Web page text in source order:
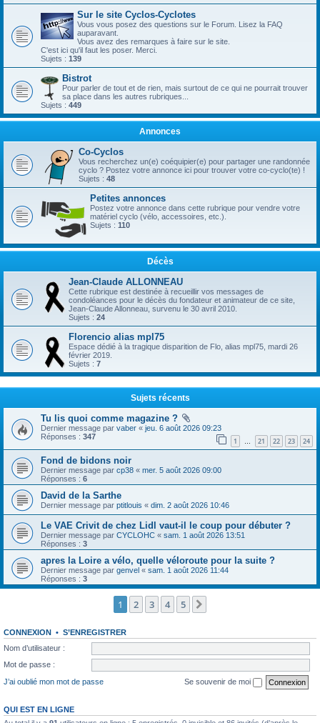
Sur le site Cyclos-Cyclotes
Vous vous posez des questions sur le Forum. Lisez la FAQ
auparavant.
Vous avez des remarques à faire sur le site.
C'est ici qu'il faut les poser. Merci.
Sujets : 139
Bistrot
Pour parler de tout et de rien, mais surtout de ce qui ne pourrait trouver
sa place dans les autres rubriques...
Sujets : 449
Annonces
Co-Cyclos
Vous recherchez un(e) coéquipier(e) pour partager une randonnée
cyclo ? Postez votre annonce ici pour trouver votre co-cyclo(te) !
Sujets : 48
Petites annonces
Postez votre annonce dans cette rubrique pour vendre votre
matériel cyclo (vélo, accessoires, etc.).
Sujets : 110
Décès
Jean-Claude ALLONNEAU
Cette rubrique est destinée à recueillir vos messages de
condoléances pour le décès du fondateur et animateur de ce site,
Jean-Claude Allonneau, survenu le 30 avril 2010.
Sujets : 24
Florencio alias mpl75
Espace dédié à la tragique disparition de Flo, alias mpl75, mardi 26
février 2019.
Sujets : 7
Sujets récents
Tu lis quoi comme magazine ?
Dernier message par vaber « jeu. 6 août 2026 09:23
Réponses : 347 1 … 21 22 23 24
Fond de bidons noir
Dernier message par cp38 « mer. 5 août 2026 09:00
Réponses : 6
David de la Sarthe
Dernier message par ptitlouis « dim. 2 août 2026 10:46
Le VAE Crivit de chez Lidl vaut-il le coup pour débuter ?
Dernier message par CYCLOHC « sam. 1 août 2026 13:51
Réponses : 3
apres la Loire a vélo, quelle véloroute pour la suite ?
Dernier message par genvel « sam. 1 août 2026 11:44
Réponses : 3
1 2 3 4 5
CONNEXION • S’ENREGISTRER
Nom d’utilisateur :
Mot de passe :
J’ai oublié mon mot de passe
Se souvenir de moi
QUI EST EN LIGNE